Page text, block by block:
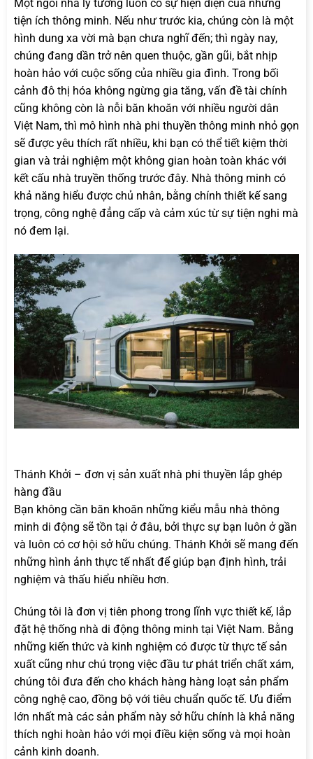
Một ngôi nhà lý tưởng luôn có sự hiện diện của những
tiện ích thông minh. Nếu như trước kia, chúng còn là một
hình dung xa vời mà bạn chưa nghĩ đến; thì ngày nay,
chúng đang dần trở nên quen thuộc, gần gũi, bắt nhịp
hoàn hảo với cuộc sống của nhiều gia đình. Trong bối
cảnh đô thị hóa không ngừng gia tăng, vấn đề tài chính
cũng không còn là nỗi băn khoăn với nhiều người dân
Việt Nam, thì mô hình nhà phi thuyền thông minh nhỏ gọn
sẽ được yêu thích rất nhiều, khi bạn có thể tiết kiệm thời
gian và trải nghiệm một không gian hoàn toàn khác với
kết cấu nhà truyền thống trước đây. Nhà thông minh có
khả năng hiểu được chủ nhân, bằng chính thiết kế sang
trọng, công nghệ đẳng cấp và cảm xúc từ sự tiện nghi mà
nó đem lại.
Thánh Khởi – đơn vị sản xuất nhà phi thuyền lắp ghép
hàng đầu
Bạn không cần băn khoăn những kiểu mẫu nhà thông
minh di động sẽ tồn tại ở đâu, bởi thực sự bạn luôn ở gần
và luôn có cơ hội sở hữu chúng. Thánh Khởi sẽ mang đến
những hình ảnh thực tế nhất để giúp bạn định hình, trải
nghiệm và thấu hiểu nhiều hơn.
Chúng tôi là đơn vị tiên phong trong lĩnh vực thiết kế, lắp
đặt hệ thống nhà di động thông minh tại Việt Nam. Bằng
những kiến thức và kinh nghiệm có được từ thực tế sản
xuất cũng như chú trọng việc đầu tư phát triển chất xám,
chúng tôi đưa đến cho khách hàng hàng loạt sản phẩm
công nghệ cao, đồng bộ với tiêu chuẩn quốc tế. Ưu điểm
lớn nhất mà các sản phẩm này sở hữu chính là khả năng
thích nghi hoàn hảo với mọi điều kiện sống và mọi hoàn
cảnh kinh doanh.